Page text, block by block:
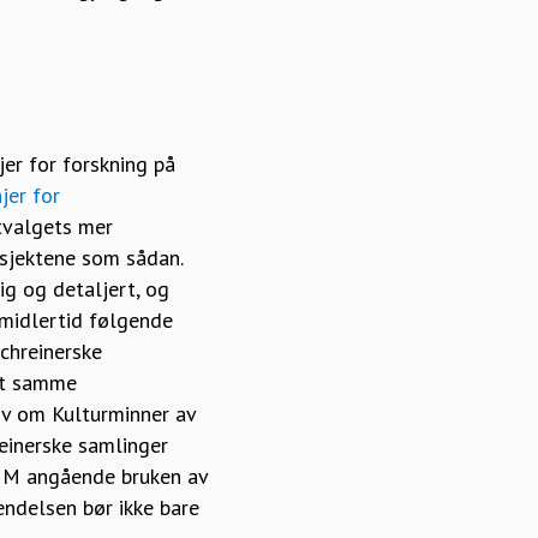
for forskning på
for
mer
som sådan.
og detaljert, og
følgende
samme
om Kulturminner av
samlinger
angående bruken av
bør ikke bare